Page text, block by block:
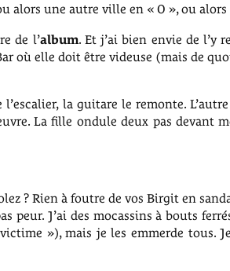
alors une autre ville en « O », ou
de l’album. Et j’ai bien envie de l’y
où elle doit être videuse (mais de
la guitare le remonte.
La fille ondule deux pas devant
? Rien à foutre de vos Birgit en
peur. J’ai des mocassins à bouts
»), mais je les emmerde tous.